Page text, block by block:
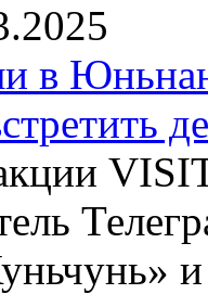
в